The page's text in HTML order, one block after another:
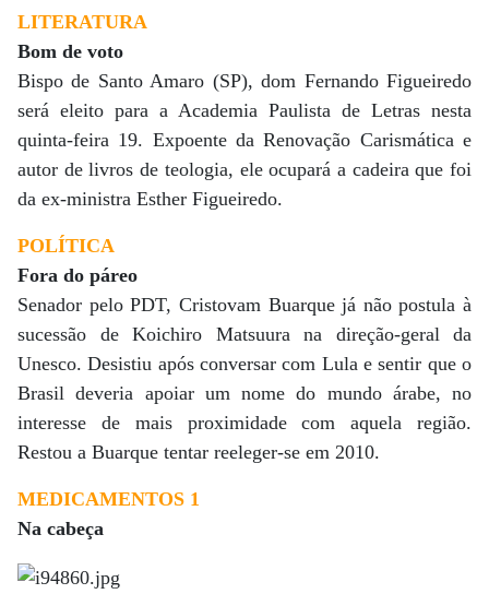
LITERATURA
Bom de voto
Bispo de Santo Amaro (SP), dom Fernando Figueiredo
será eleito para a Academia Paulista de Letras nesta
quinta-feira 19. Expoente da Renovação Carismática e
autor de livros de teologia, ele ocupará a cadeira que foi
da ex-ministra Esther Figueiredo.
POLÍTICA
Fora do páreo
Senador pelo PDT, Cristovam Buarque já não postula à
sucessão de Koichiro Matsuura na direção-geral da
Unesco. Desistiu após conversar com Lula e sentir que o
Brasil deveria apoiar um nome do mundo árabe, no
interesse de mais proximidade com aquela região.
Restou a Buarque tentar reeleger-se em 2010.
MEDICAMENTOS 1
Na cabeça